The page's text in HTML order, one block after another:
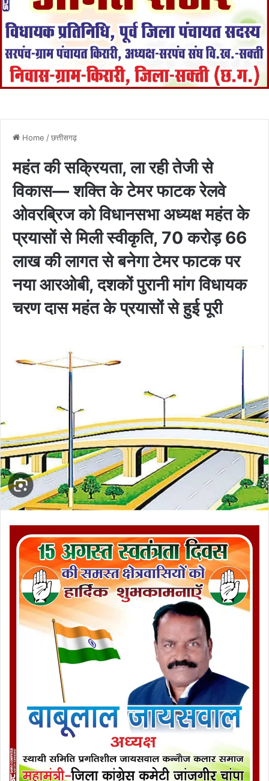
Home /छत्तीसगढ़
महंत की सक्रियता, ला रही तेजी से
विकास— शक्ति के टेमर फाटक रेलवे
ओवरब्रिज को विधानसभा अध्यक्ष महंत के
प्रयासों से मिली स्वीकृति, 70 करोड़ 66
लाख की लागत से बनेगा टेमर फाटक पर
नया आरओबी, दशकों पुरानी मांग विधायक
चरण दास महंत के प्रयासों से हुई पूरी